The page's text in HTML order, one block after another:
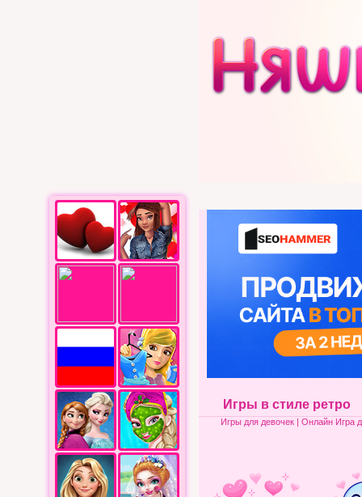
Игры в стиле ретро
Игры для девочек| Онлайн Игра